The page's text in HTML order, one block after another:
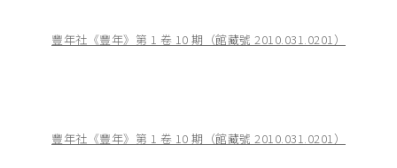
豐年社《豐年》第 1 卷 10 期（館藏號 2010.031.0201）
豐年社《豐年》第 1 卷 10 期（館藏號 2010.031.0201）